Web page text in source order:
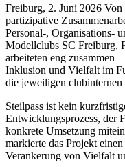
Freiburg, 2. Juni 2026 Von
partizipative
Personal-, Organisations-
Modellclubs SC Freiburg,
arbeiteten eng zusammen
Inklusion und Vielfalt im
die jeweiligen clubinternen
Steilpass ist kein
Entwicklungsprozess, der
konkrete Umsetzung
markierte das Projekt
Verankerung von Vielfalt